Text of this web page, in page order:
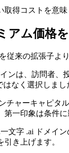
得コストを意
アム価格
従来の拡張子よ
ンは、訪問者、
なく選択しまし
チャーキャピタ
一印象は条件に
文字 .ai ドメイ
き上げます。